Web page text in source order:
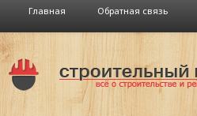
Главная Обратная связь